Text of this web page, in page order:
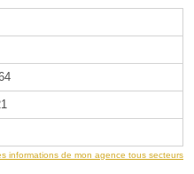
informations de mon agence tous secteurs